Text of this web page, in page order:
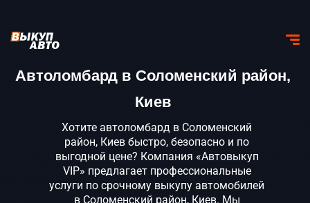
Автоломбард в Соломенский район,
Киев
Хотите автоломбард в Соломенский
район, Киев быстро, безопасно и по
выгодной цене? Компания «Автовыкуп
VIP» предлагает профессиональные
услуги по срочному выкупу автомобилей
в Соломенский район, Киев. Мы